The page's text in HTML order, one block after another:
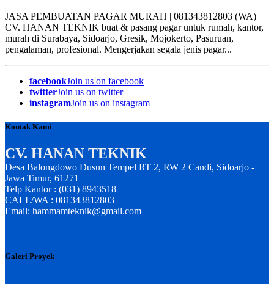
JASA PEMBUATAN PAGAR MURAH | 081343812803 (WA)
CV. HANAN TEKNIK buat & pasang pagar untuk rumah, kantor,
murah di Surabaya, Sidoarjo, Gresik, Mojokerto, Pasuruan,
pengalaman, profesional. Mengerjakan segala jenis pagar...
facebookJoin us on facebook
twitterJoin us on twitter
instagramJoin us on instagram
Kontak Kami
CV. HANAN TEKNIK
Desa Balongdowo Dusun Tempel RT 2, RW 2 Candi, Sidoarjo -
Jawa Timur, 61271
Telp Kantor : (031) 8943518
CALL/WA : 081343812803
Email: hammamteknik@gmail.com
Galeri Proyek